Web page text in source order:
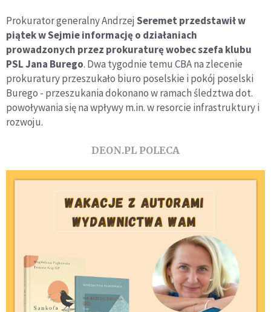
Prokurator generalny Andrzej Seremet przedstawił w
piątek w Sejmie informację o działaniach
prowadzonych przez prokuraturę wobec szefa klubu
PSL Jana Burego. Dwa tygodnie temu CBA na zlecenie
prokuratury przeszukało biuro poselskie i pokój poselski
Burego - przeszukania dokonano w ramach śledztwa dot.
powoływania się na wpływy m.in. w resorcie infrastruktury i
rozwoju.
DEON.PL POLECA